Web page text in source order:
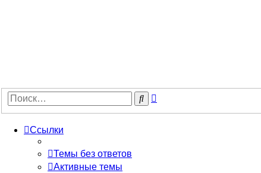
Поиск
Ссылки
Темы без ответов
Активные темы